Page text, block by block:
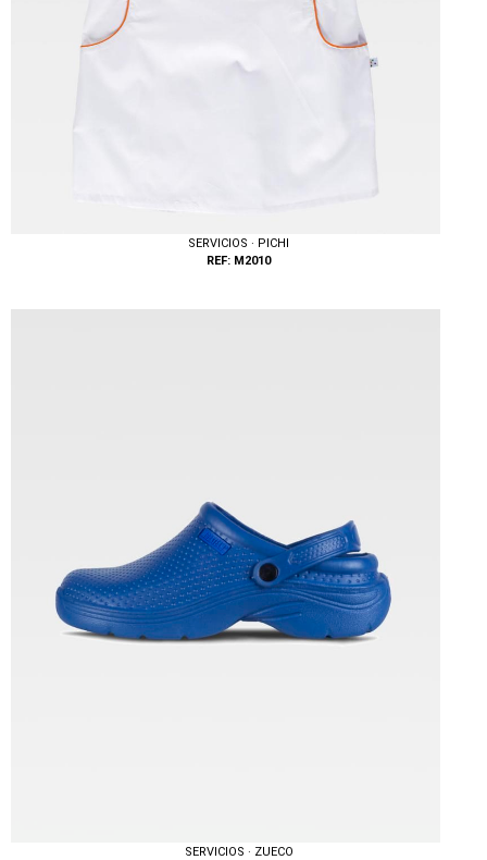
SERVICIOS · PICHI
REF: M2010
SERVICIOS · ZUECO